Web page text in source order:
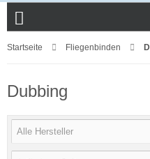
Startseite Fliegenbinden
Dubbing